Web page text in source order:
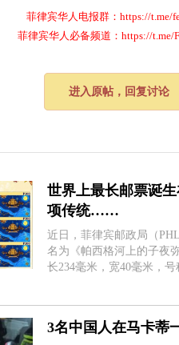
菲律宾华人电报群：https://t.me/
菲律宾华人必备频道：https://t.me/
进入原帖，回复讨论
世界上最长邮票诞
项传统……
近日，菲律宾邮政局（
名为《帕西格河上的子夜
长234毫米，宽40毫米，
3名中国人在马卡蒂